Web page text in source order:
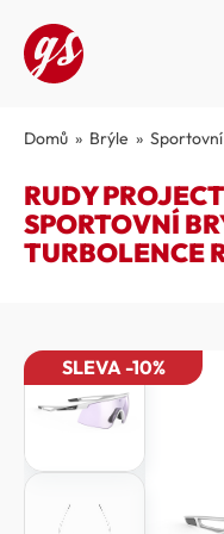
Domů » Brýle »
RUDY
SPORTOVNÍ
TURBOLENCE
SLEVA -10%